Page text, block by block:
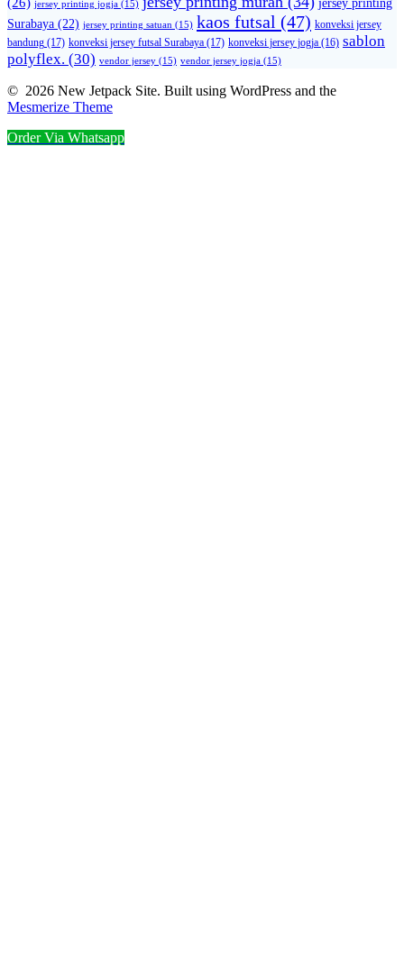
jersey printing jogja (15)
jersey printing
Surabaya (22) jersey printing satuan (15) kaos futsal (47) konveksi jersey
bandung (17) konveksi jersey futsal Surabaya (17) konveksi jersey jogja (16) sablon
polyflex. (30) vendor jersey (15) vendor jersey jogja (15)
© 2026 New Jetpack Site. Built using WordPress and the
Mesmerize Theme
Order Via Whatsapp